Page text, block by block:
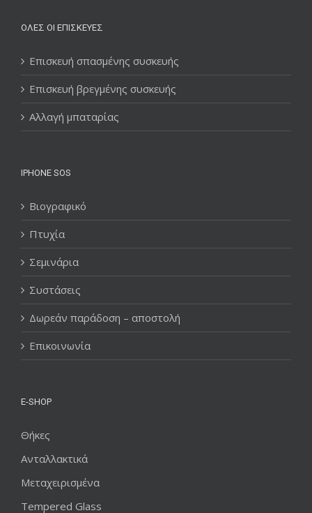
ΌΛΕΣ ΟΙ ΕΠΙΣΚΕΥΈΣ
Επισκευή σπασμένης συσκευής
Επισκευή βρεγμένης συσκευής
Αλλαγή μπαταρίας
IPHONE SOS
Βιογραφικό
Πτυχία
Σεμινάρια
Συστάσεις
Δωρεάν παράδοση – αποστολή
Επικοινωνία
E-SHOP
Θήκες
Ανταλλακτικά
Μεταχειρισμένα
Tempered Glass